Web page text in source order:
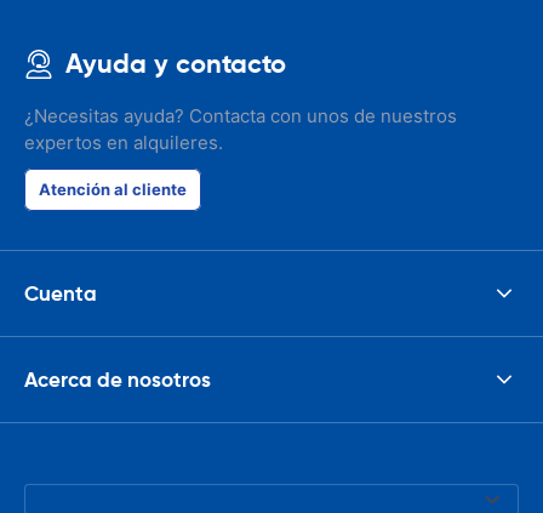
Ayuda y contacto
¿Necesitas ayuda? Contacta con unos de nuestros
expertos en alquileres.
Atención al cliente
Cuenta
Acerca de nosotros